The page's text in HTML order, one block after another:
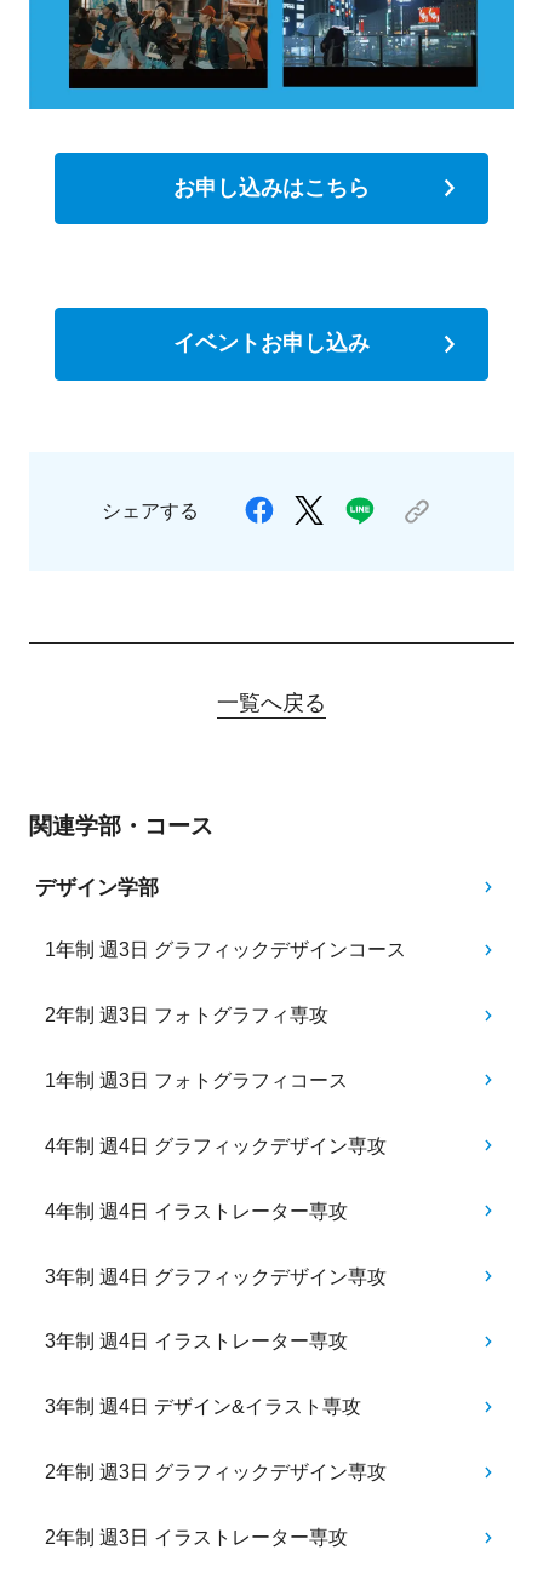
お申し込みはこちら
イベントお申し込み
シェアする
一覧へ戻る
関連学部・コース
デザイン学部
1年制 週3日 グラフィックデザインコース
2年制 週3日 フォトグラフィ専攻
1年制 週3日 フォトグラフィコース
4年制 週4日 グラフィックデザイン専攻
4年制 週4日 イラストレーター専攻
3年制 週4日 グラフィックデザイン専攻
3年制 週4日 イラストレーター専攻
3年制 週4日 デザイン&イラスト専攻
2年制 週3日 グラフィックデザイン専攻
2年制 週3日 イラストレーター専攻